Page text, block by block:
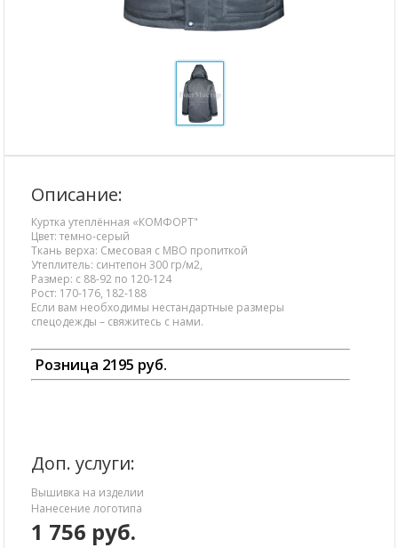
Описание:
Куртка утеплённая «КОМФОРТ"
Цвет: темно-серый
Ткань верха: Смесовая с МВО пропиткой
Утеплитель: синтепон 300 гр/м2,
Размер: с 88-92 по 120-124
Рост: 170-176, 182-188
Если вам необходимы нестандартные размеры
спецодежды – свяжитесь с нами.
Розница 2195 руб.
Доп. услуги:
Вышивка на изделии
Нанесение логотипа
1 756 руб.